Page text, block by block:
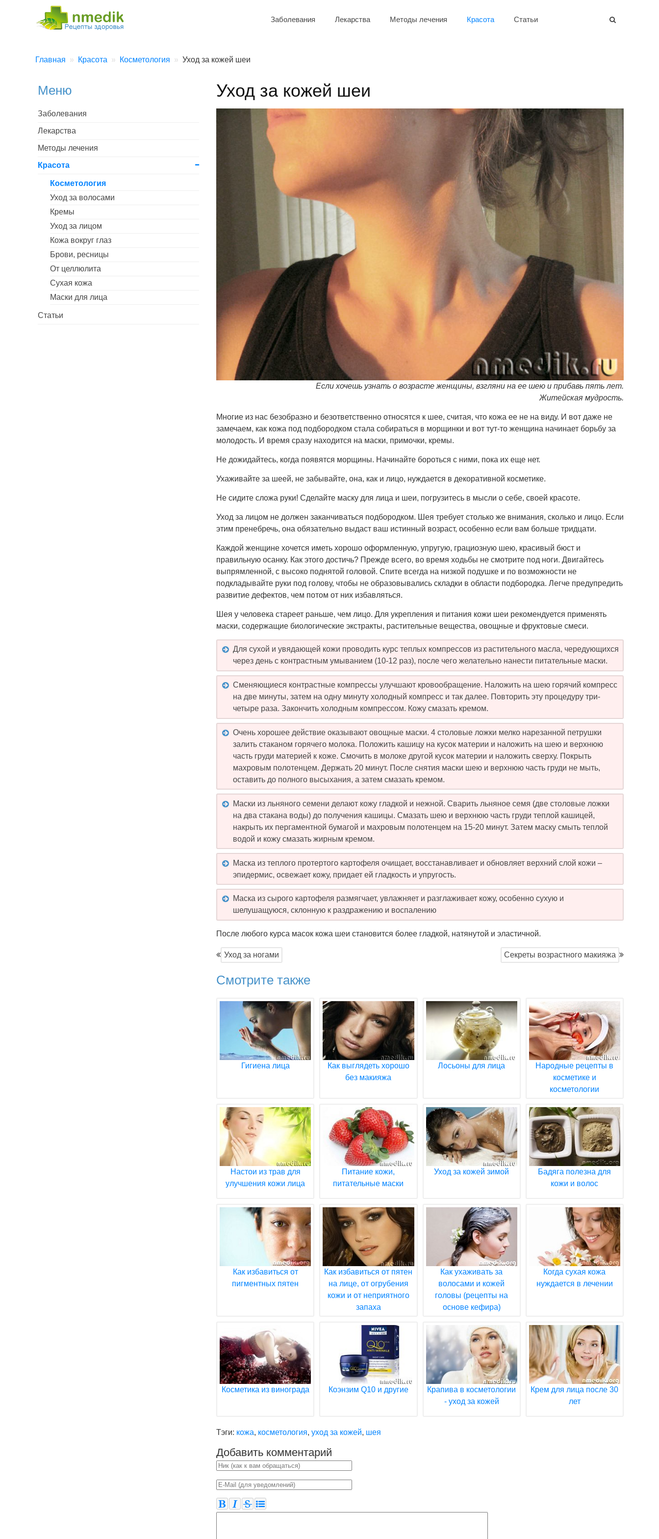
Заболевания Лекарства Методы лечения Красота Статьи
Главная Красота Косметология Уход за кожей шеи
Уход за кожей шеи
Если хочешь узнать о возрасте женщины, взгляни на ее шею и прибавь пять лет.
Житейская мудрость.
Многие из нас безобразно и безответственно относятся к шее, считая, что кожа ее не на виду. И вот даже не
замечаем, как кожа под подбородком стала собираться в морщинки и вот тут-то женщина начинает борьбу за
молодость. И время сразу находится на маски, примочки, кремы.
Не дожидайтесь, когда появятся морщины. Начинайте бороться с ними, пока их еще нет.
Ухаживайте за шеей, не забывайте, она, как и лицо, нуждается в декоративной косметике.
Не сидите сложа руки! Сделайте маску для лица и шеи, погрузитесь в мысли о себе, своей красоте.
Уход за лицом не должен заканчиваться подбородком. Шея требует столько же внимания, сколько и лицо. Если
этим пренебречь, она обязательно выдаст ваш истинный возраст, особенно если вам больше тридцати.
Каждой женщине хочется иметь хорошо оформленную, упругую, грациозную шею, красивый бюст и
правильную осанку. Как этого достичь? Прежде всего, во время ходьбы не смотрите под ноги. Двигайтесь
выпрямленной, с высоко поднятой головой. Спите всегда на низкой подушке и по возможности не
подкладывайте руки под голову, чтобы не образовывались складки в области подбородка. Легче предупредить
развитие дефектов, чем потом от них избавляться.
Шея у человека стареет раньше, чем лицо. Для укрепления и питания кожи шеи рекомендуется применять
маски, содержащие биологические экстракты, растительные вещества, овощные и фруктовые смеси.
Для сухой и увядающей кожи проводить курс теплых компрессов из растительного масла, чередующихся
через день с контрастным умыванием (10-12 раз), после чего желательно нанести питательные маски.
Сменяющиеся контрастные компрессы улучшают кровообращение. Наложить на шею горячий компресс
на две минуты, затем на одну минуту холодный компресс и так далее. Повторить эту процедуру три-
четыре раза. Закончить холодным компрессом. Кожу смазать кремом.
Очень хорошее действие оказывают овощные маски. 4 столовые ложки мелко нарезанной петрушки
залить стаканом горячего молока. Положить кашицу на кусок материи и наложить на шею и верхнюю
часть груди материей к коже. Смочить в молоке другой кусок материи и наложить сверху. Покрыть
махровым полотенцем. Держать 20 минут. После снятия маски шею и верхнюю часть груди не мыть,
оставить до полного высыхания, а затем смазать кремом.
Маски из льняного семени делают кожу гладкой и нежной. Сварить льняное семя (две столовые ложки
на два стакана воды) до получения кашицы. Смазать шею и верхнюю часть груди теплой кашицей,
накрыть их пергаментной бумагой и махровым полотенцем на 15-20 минут. Затем маску смыть теплой
водой и кожу смазать жирным кремом.
Маска из теплого протертого картофеля очищает, восстанавливает и обновляет верхний слой кожи –
эпидермис, освежает кожу, придает ей гладкость и упругость.
Маска из сырого картофеля размягчает, увлажняет и разглаживает кожу, особенно сухую и
шелушащуюся, склонную к раздражению и воспалению
После любого курса масок кожа шеи становится более гладкой, натянутой и эластичной.
Уход за ногами Секреты возрастного макияжа
Смотрите также
Гигиена лица
Как выглядеть хорошо
без макияжа
Лосьоны для лица
Народные рецепты в
косметике и
косметологии
Настои из трав для
улучшения кожи лица
Питание кожи,
питательные маски
Уход за кожей зимой
Бадяга полезна для
кожи и волос
Как избавиться от
пигментных пятен
Как избавиться от пятен
на лице, от огрубения
кожи и от неприятного
запаха
Как ухаживать за
волосами и кожей
головы (рецепты на
основе кефира)
Когда сухая кожа
нуждается в лечении
Косметика из винограда Коэнзим Q10 и другие
Крапива в косметологии
- уход за кожей
Крем для лица после 30
лет
Тэги: кожа, косметология, уход за кожей, шея
Добавить комментарий
Меню
Заболевания
Лекарства
Методы лечения
Красота
Косметология
Уход за волосами
Кремы
Уход за лицом
Кожа вокруг глаз
Брови, ресницы
От целлюлита
Сухая кожа
Маски для лица
Статьи